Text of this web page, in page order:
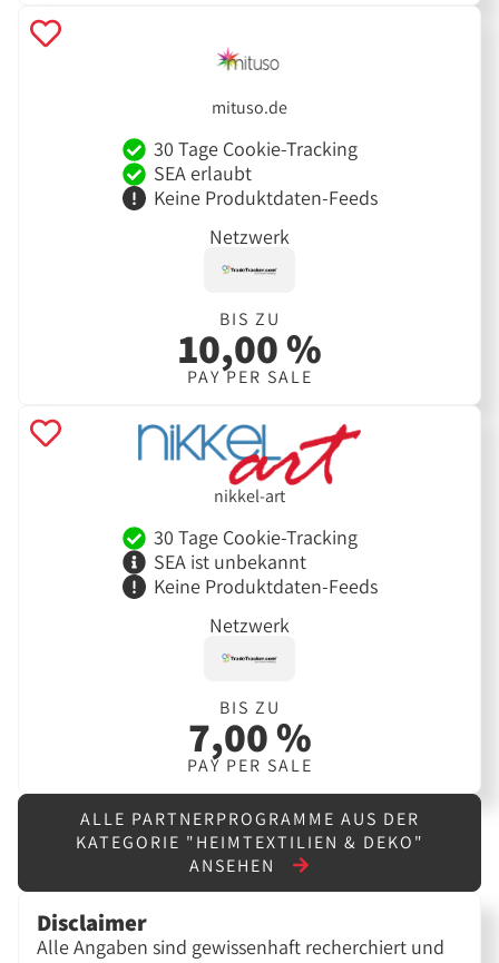
mituso.de
30 Tage Cookie-Tracking
SEA erlaubt
Keine Produktdaten-Feeds
Netzwerk
BIS ZU
10,00 %
PAY PER SALE
nikkel-art
30 Tage Cookie-Tracking
SEA ist unbekannt
Keine Produktdaten-Feeds
Netzwerk
BIS ZU
7,00 %
PAY PER SALE
ALLE PARTNERPROGRAMME AUS DER
KATEGORIE "HEIMTEXTILIEN & DEKO"
ANSEHEN
Disclaimer
Alle Angaben sind gewissenhaft recherchiert und